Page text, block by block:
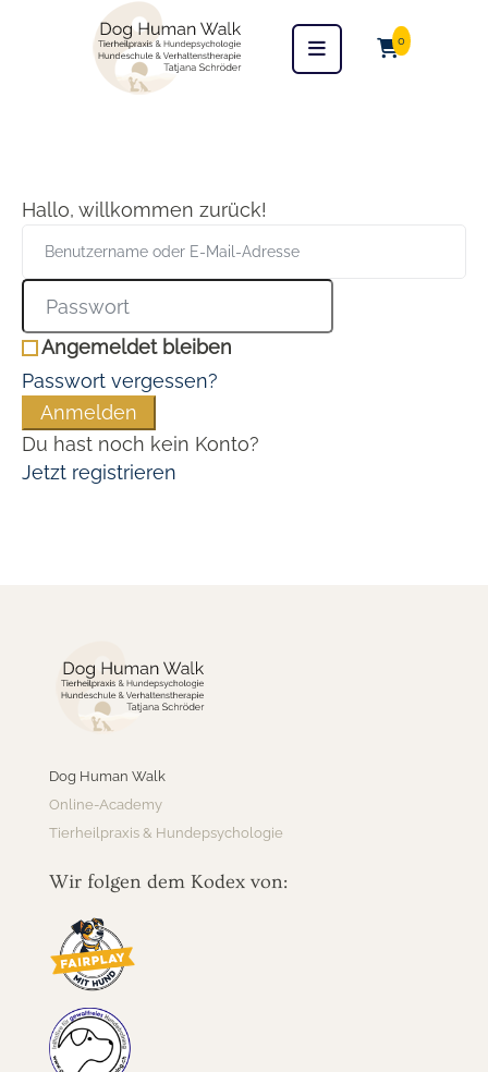
0
Hallo, willkommen zurück!
Angemeldet bleiben
Passwort vergessen?
Anmelden
Du hast noch kein Konto?
Jetzt registrieren
Dog Human Walk
Online-Academy
Tierheilpraxis & Hundepsychologie
Wir folgen dem Kodex von: